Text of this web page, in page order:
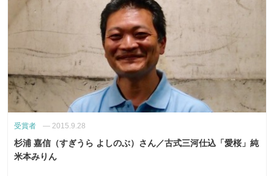
受賞者 — 2015.9.28
杉浦 嘉信（すぎうら よしのぶ）さん／古式三河仕込「愛桜」純
米本みりん